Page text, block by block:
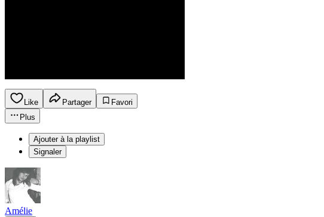
Like Partager
Favori
Plus
Ajouter à la playlist
Signaler
Amélie